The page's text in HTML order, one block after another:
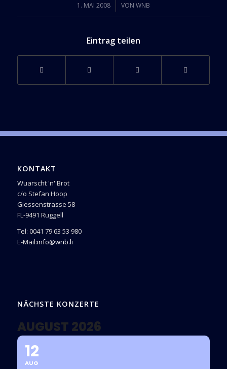
1. MAI 2008
/ VON WNB
Eintrag teilen
KONTAKT
Wuarscht 'n' Brot
c/o Stefan Hoop
Giessenstrasse 58
FL-9491 Ruggell
Tel: 0041 79 63 53 980
E-Mail:info@wnb.li
NÄCHSTE KONZERTE
AUGUST 2026
12
AUG